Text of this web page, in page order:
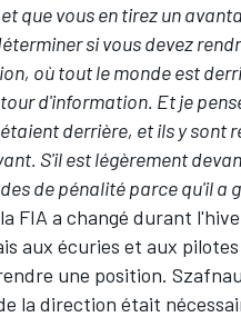
que vous en tirez un
si vous devez
où tout le monde est
d'information. Et je
derrière, et ils y sont
S'il est légèrement
de pénalité parce qu'il a
FIA a changé durant
aux écuries et aux
une position.
la direction était